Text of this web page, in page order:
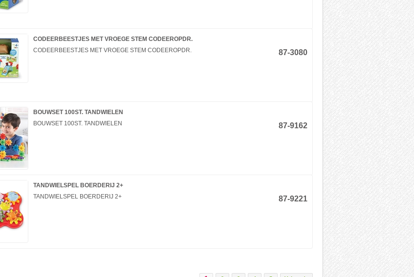
CODEERBEESTJES MET VROEGE STEM CODEEROPDR.
CODEERBEESTJES MET VROEGE STEM CODEEROPDR.
87-3080
BOUWSET 100ST. TANDWIELEN
BOUWSET 100ST. TANDWIELEN
87-9162
TANDWIELSPEL BOERDERIJ 2+
TANDWIELSPEL BOERDERIJ 2+
87-9221